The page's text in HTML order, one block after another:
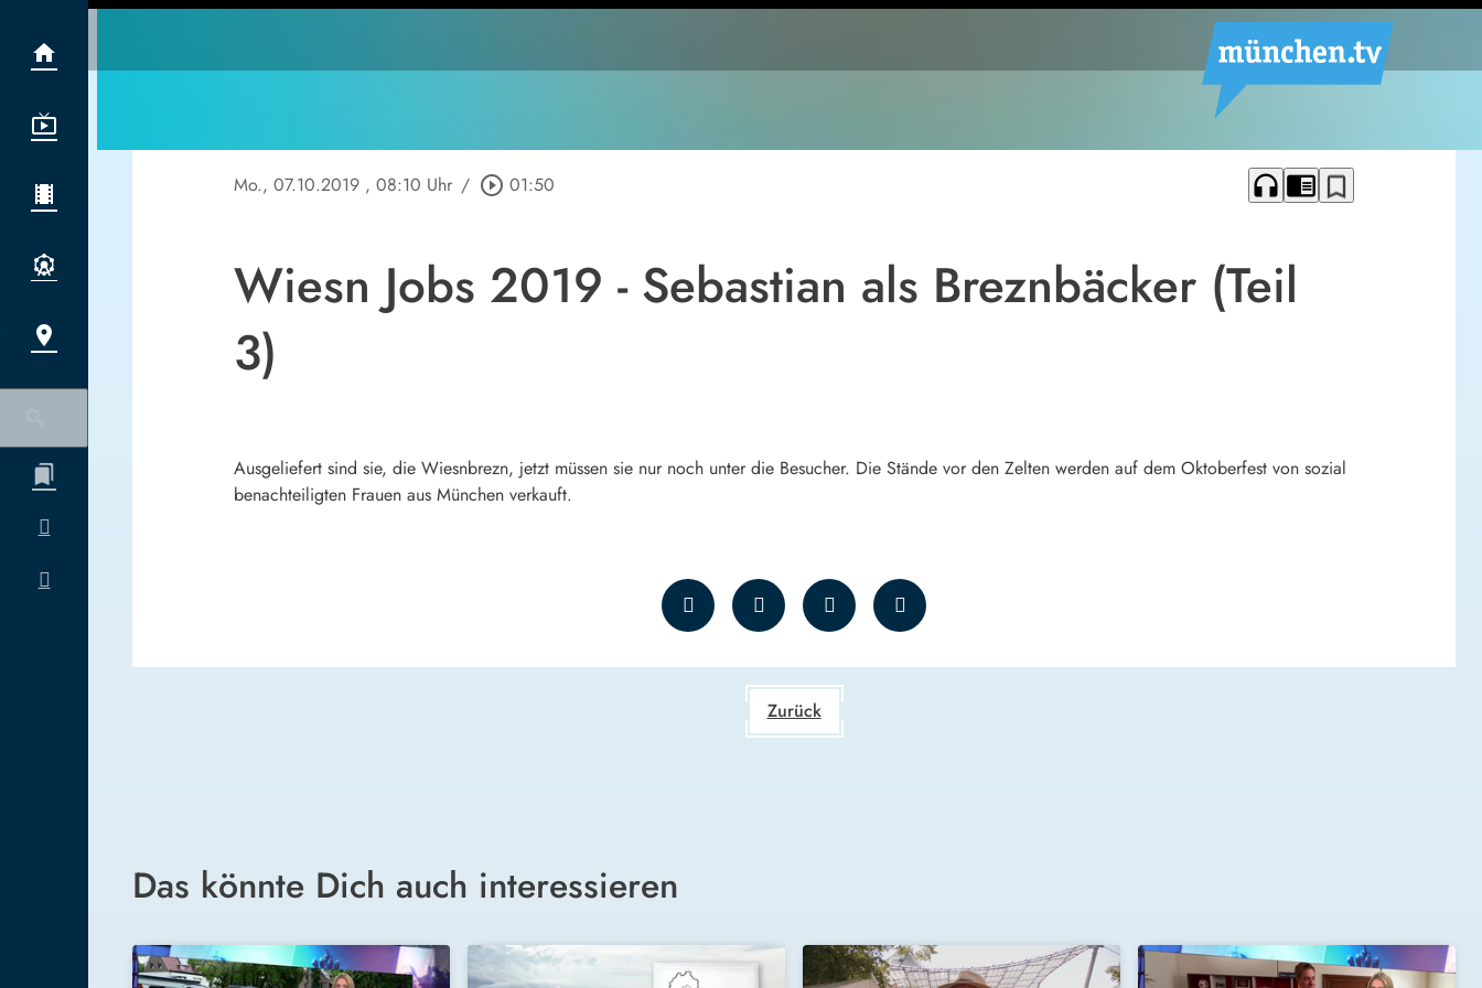
Mo., 07.10.2019 , 08:10 Uhr / play_circle_outline 01:50 headphones chrome_reader_mode bookmark_border
Wiesn Jobs 2019 - Sebastian als Breznbäcker (Teil
3)
Ausgeliefert sind sie, die Wiesnbrezn, jetzt müssen sie nur noch unter die Besucher. Die Stände vor den Zelten werden auf dem Oktoberfest von sozial
benachteiligten Frauen aus München verkauft.
Zurück
Das könnte Dich auch interessieren